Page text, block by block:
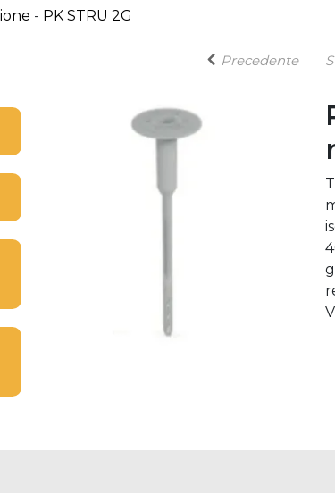
- PK STRU 2G
Precedente